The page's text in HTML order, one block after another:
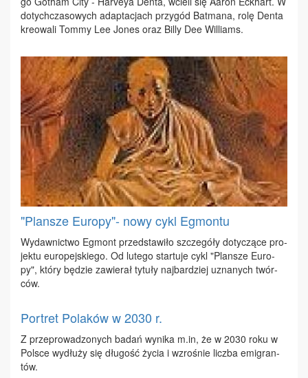
do­tych­cza­so­wych ad­ap­ta­cjach przy­gód Bat­ma­na, ro­lę Den­ta
kre­owa­li Tom­my Lee Jo­nes oraz Bil­ly Dee Wil­liams.
"Plansze Europy"- nowy cykl Egmontu
Wy­daw­nic­two Eg­mont przed­sta­wi­ło szcze­gó­ły do­ty­czą­ce pro­
jek­tu eu­ro­pej­skie­go. Od lu­te­go star­tu­je cykl "Plan­sze Eu­ro­
py", któ­ry bę­dzie za­wie­rał ty­tu­ły naj­bar­dziej uzna­nych twór­
ców.
Portret Polaków w 2030 r.
Z prze­pro­wa­dzo­nych ba­dań wy­ni­ka m.​in, że w 2030 ro­ku w
Pol­sce wy­dłu­ży się dłu­gość ży­cia i wzro­śnie licz­ba emi­gran­
tów.